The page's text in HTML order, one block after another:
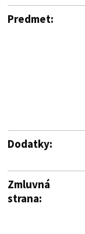
Predmet:
Dodatky:
Zmluvná
strana: